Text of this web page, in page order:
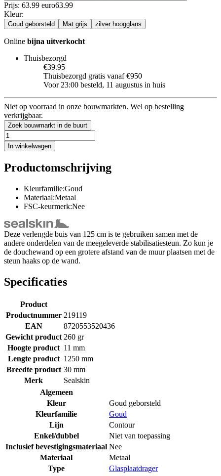
Prijs: 63.99 euro63.99
Kleur:
Goud geborsteld Mat grijs zilver hoogglans
Online bijna uitverkocht
Thuisbezorgd
€39.95
Thuisbezorgd gratis vanaf €950
Voor 23:00 besteld, 11 augustus in huis
Niet op voorraad in onze bouwmarkten. Wel op bestelling
verkrijgbaar.
Zoek bouwmarkt in de buurt
In winkelwagen
Productomschrijving
Kleurfamilie:Goud
Materiaal:Metaal
FSC-keurmerk:Nee
Deze verlengde buis van 125 cm is te gebruiken samen met de
andere onderdelen van de meegeleverde stabilisatiesteun. Zo kun je
de douchewand op een grotere afstand van de muur plaatsen met de
steun haaks op de wand.
Specificaties
Product
Productnummer 219119
EAN
8720553520436
Gewicht product 260 gr
Hoogte product 11 mm
Lengte product 1250 mm
Breedte product 30 mm
Merk
Sealskin
Algemeen
Kleur
Goud geborsteld
Kleurfamilie
Goud
Lijn
Contour
Enkel/dubbel
Niet van toepassing
Inclusief bevestigingsmateriaal Nee
Materiaal
Metaal
Type
Glasplaatdrager